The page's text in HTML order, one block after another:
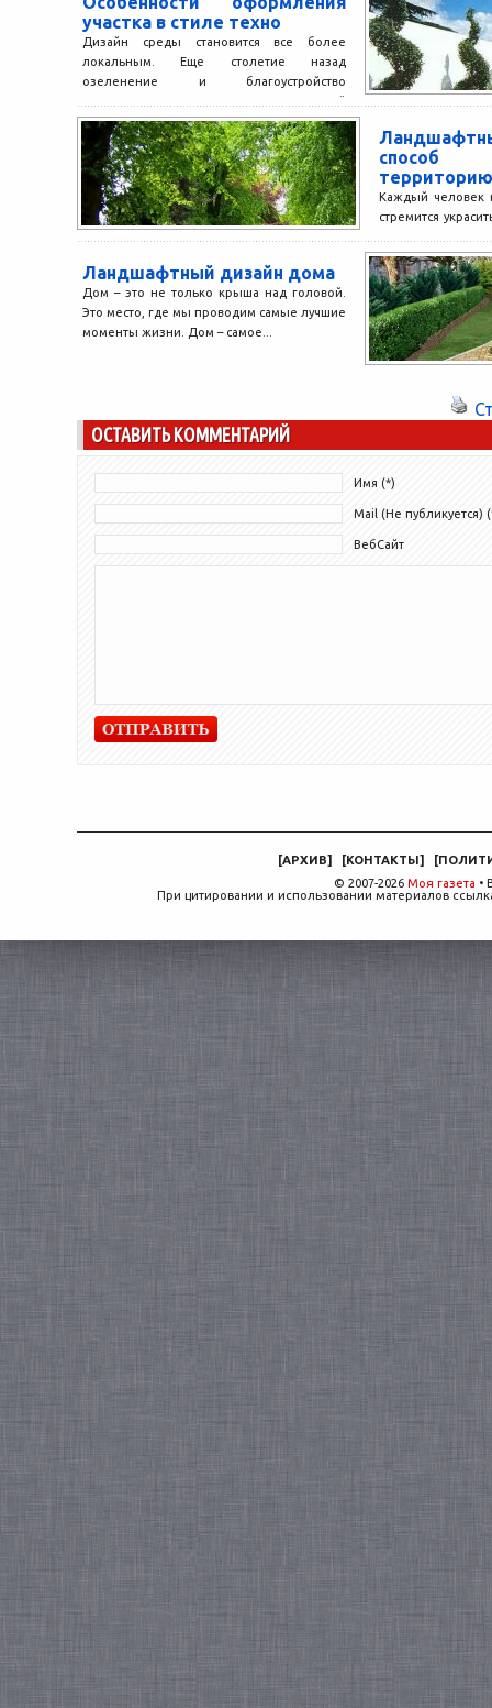
участка в стиле техно
Дизайн среды становится все более
локальным. Еще столетие назад
озеленение и благоустройство
территории использовали для площадей
внушительных размеров. Сегодня же...
Каждый человек
стремится
предметов
Ландшафтный дизайн дома
Дом – это не только крыша над головой.
Это место, где мы проводим самые лучшие
моменты жизни. Дом – самое...
ОСТАВИТЬ КОММЕНТАРИЙ
Имя (*)
Mail (Не публикуется)
ВебСайт
[АРХИВ] [КОНТАКТЫ] [
© 2007-2026 Моя газета •
При цитировании и использовании материалов